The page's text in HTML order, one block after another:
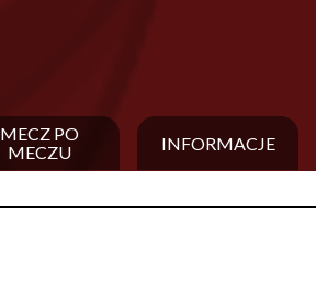
MECZ PO
MECZU
INFORMACJE